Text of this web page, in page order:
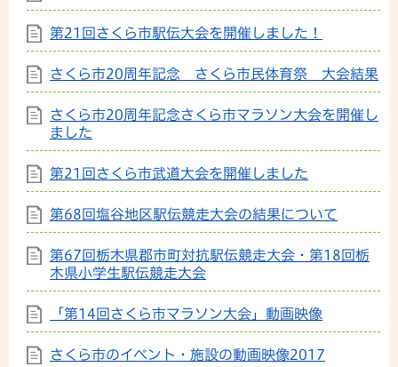
第21回さくら市駅伝大会を開催しました！
さくら市20周年記念 さくら市民体育祭 大会結果
さくら市20周年記念さくら市マラソン大会を開催し
ました
第21回さくら市武道大会を開催しました
第68回塩谷地区駅伝競走大会の結果について
第67回栃木県郡市町対抗駅伝競走大会・第18回栃
木県小学生駅伝競走大会
「第14回さくら市マラソン大会」動画映像
さくら市のイベント・施設の動画映像2017